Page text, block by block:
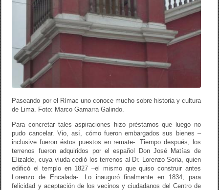
Paseando por el Rímac uno conoce mucho sobre historia y cultura
de Lima. Foto: Marco Gamarra Galindo.
Para concretar tales aspiraciones hizo préstamos que luego no
pudo cancelar. Vio, así, cómo fueron embargados sus bienes –
inclusive fueron éstos puestos en remate-. Tiempo después, los
terrenos fueron adquiridos por el español Don José Matías de
Elizalde, cuya viuda cedió los terrenos al Dr. Lorenzo Soria, quien
edificó el templo en 1827 –el mismo que quiso construir antes
Lorenzo de Encalada-. Lo inauguró finalmente en 1834, para
felicidad y aceptación de los vecinos y ciudadanos del Centro de